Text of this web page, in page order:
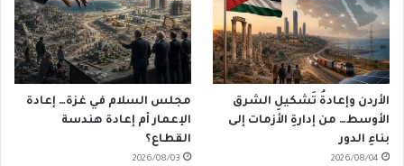
الأردن وإعادةُ تَشكيلِ الشرق
الأوسط… من إدارةِ الأزمات إلى
بناءِ الدور
2026/08/04
مجلس السلام في غزة… إعادة
الإعمار أم إعادة هندسة
القطاع؟
2026/08/03